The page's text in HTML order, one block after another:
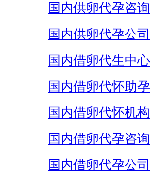
国内供卵代孕咨询
国内供卵代孕公司
国内借卵代生中心
国内借卵代怀助孕
国内借卵代怀机构
国内借卵代孕咨询
国内借卵代孕公司